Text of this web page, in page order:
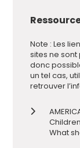
Note : Les
sites ne
donc
un tel cas,
retrouver
What